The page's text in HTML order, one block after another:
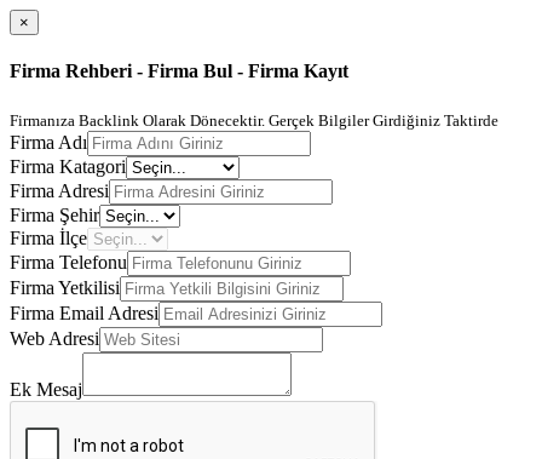
×
Firma Rehberi - Firma Bul - Firma Kayıt
Firmanıza Backlink Olarak Dönecektir. Gerçek Bilgiler Girdiğiniz Taktirde
Firma Adı
Firma Katagori
Firma Adresi
Firma Şehir
Firma İlçe
Firma Telefonu
Firma Yetkilisi
Firma Email Adresi
Web Adresi
Ek Mesaj